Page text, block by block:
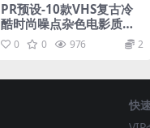
PR预设-10款VHS复古冷
酷时尚噪点杂色电影质感
视频效果预设
0 0 976 2
快